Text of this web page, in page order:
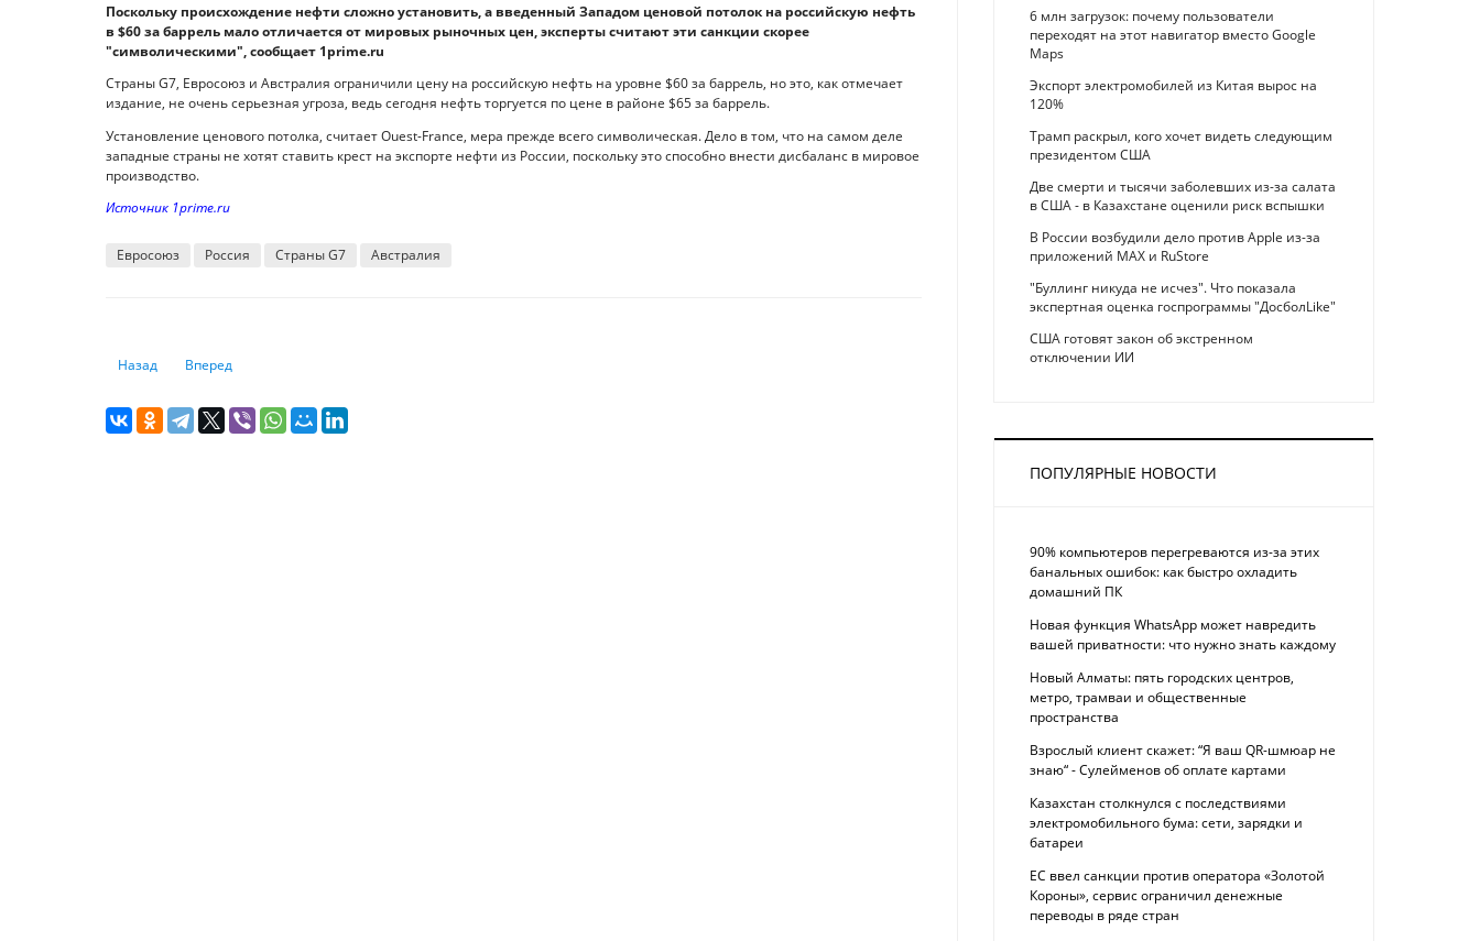
Поскольку происхождение нефти сложно установить, а введенный Западом ценовой потолок на российскую нефть
в $60 за баррель мало отличается от мировых рыночных цен, эксперты считают эти санкции скорее
"символическими", сообщает 1prime.ru
Страны G7, Евросоюз и Австралия ограничили цену на российскую нефть на уровне $60 за баррель, но это, как отмечает
издание, не очень серьезная угроза, ведь сегодня нефть торгуется по цене в районе $65 за баррель.
Установление ценового потолка, считает Ouest-France, мера прежде всего символическая. Дело в том, что на самом деле
западные страны не хотят ставить крест на экспорте нефти из России, поскольку это способно внести дисбаланс в мировое
производство.
Источник 1prime.ru
Евросоюз Россия Страны G7 Австралия
Предыдущий: Как казахстанцы используют свои пенсионные накопления
Назад Следующий: С 2023 года запустят форвардное кредитование фермеров
Вперед
6 млн загрузок: почему пользователи
переходят на этот навигатор вместо Google
Maps
Экспорт электромобилей из Китая вырос на
120%
Трамп раскрыл, кого хочет видеть следующим
президентом США
Две смерти и тысячи заболевших из-за салата
в США - в Казахстане оценили риск вспышки
В России возбудили дело против Apple из-за
приложений MAX и RuStore
"Буллинг никуда не исчез". Что показала
экспертная оценка госпрограммы "ДосболLike"
США готовят закон об экстренном
отключении ИИ
ПОПУЛЯРНЫЕ НОВОСТИ
90% компьютеров перегреваются из-за этих
банальных ошибок: как быстро охладить
домашний ПК
Новая функция WhatsApp может навредить
вашей приватности: что нужно знать каждому
Новый Алматы: пять городских центров,
метро, трамваи и общественные
пространства
Взрослый клиент скажет: “Я ваш QR-шмюар не
знаю“ - Сулейменов об оплате картами
Казахстан столкнулся с последствиями
электромобильного бума: сети, зарядки и
батареи
ЕС ввел санкции против оператора «Золотой
Короны», сервис ограничил денежные
переводы в ряде стран